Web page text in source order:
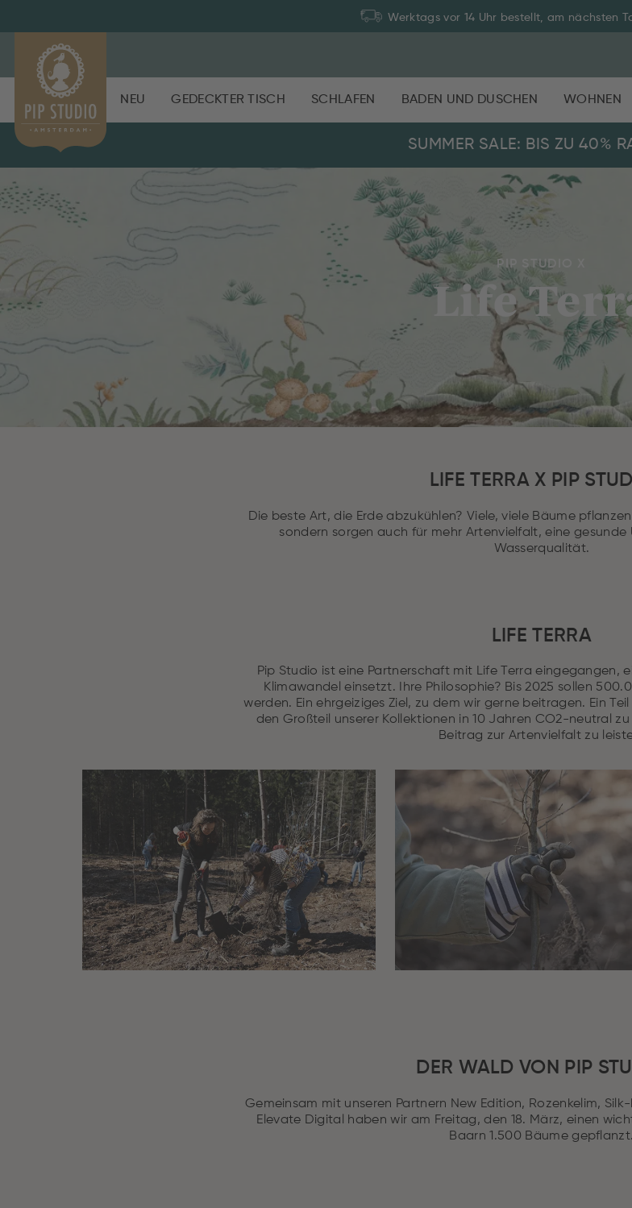
Werktags vor 14 Uhr bestellt, am nächsten
NEU GEDECKTER TISCH SCHLAFEN BADEN UND DUSCHEN WOHNEN
SUMMER SALE: BIS ZU 40%
PIP STUDIO X
Life
LIFE TERRA X PIP
Die beste Art, die Erde abzukühlen? Viele, viele Bäume
sondern sorgen auch für mehr Artenvielfalt, eine gesunde
Wasserqualität.
LIFE TERRA
Pip Studio ist eine Partnerschaft mit Life Terra eingegangen,
Klimawandel einsetzt. Ihre Philosophie? Bis 2025 sollen
werden. Ein ehrgeiziges Ziel, zu dem wir gerne beitragen. Ein
den Großteil unserer Kollektionen in 10 Jahren CO2-neutral
Beitrag zur Artenvielfalt zu
DER WALD VON PIP
Gemeinsam mit unseren Partnern New Edition, Rozenkelim,
Elevate Digital haben wir am Freitag, den 18. März, einen
Baarn 1.500 Bäume gepflanzt.